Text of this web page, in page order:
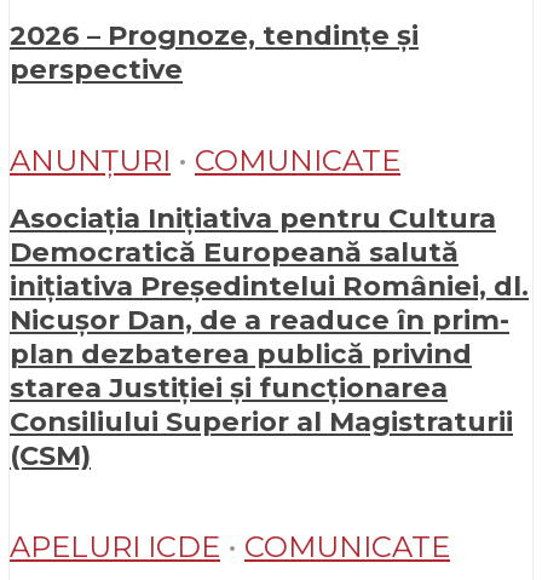
2026 – Prognoze, tendințe și
perspective
ANUNȚURI • COMUNICATE
Asociația Inițiativa pentru Cultura
Democratică Europeană salută
inițiativa Președintelui României, dl.
Nicușor Dan, de a readuce în prim-
plan dezbaterea publică privind
starea Justiției și funcționarea
Consiliului Superior al Magistraturii
(CSM)
APELURI ICDE • COMUNICATE